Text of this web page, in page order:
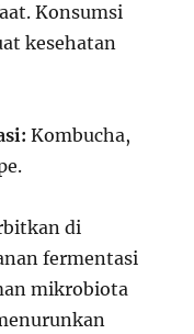
Konsumsi
kesehatan
Kombucha,
di
fermentasi
mikrobiota